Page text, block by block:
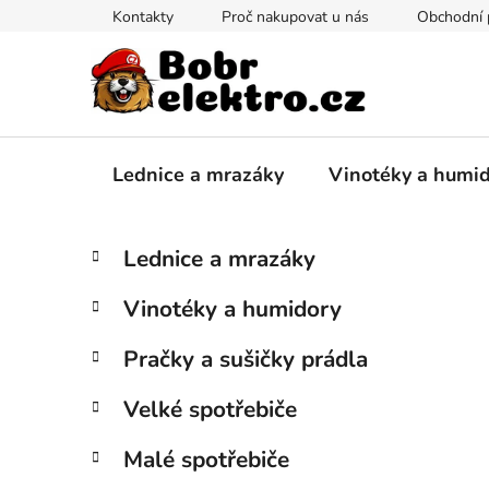
Kontakty Proč nakupovat u nás Obchodní
Lednice a mrazáky Vinotéky a
P
s
r
n
n
í
Přeskočit
kategorie
K
a
e
o
i
Lednice a mrazáky
Vinotéky a humidory
Pračky a sušičky prádla
Velké spotřebiče
Malé spotřebiče